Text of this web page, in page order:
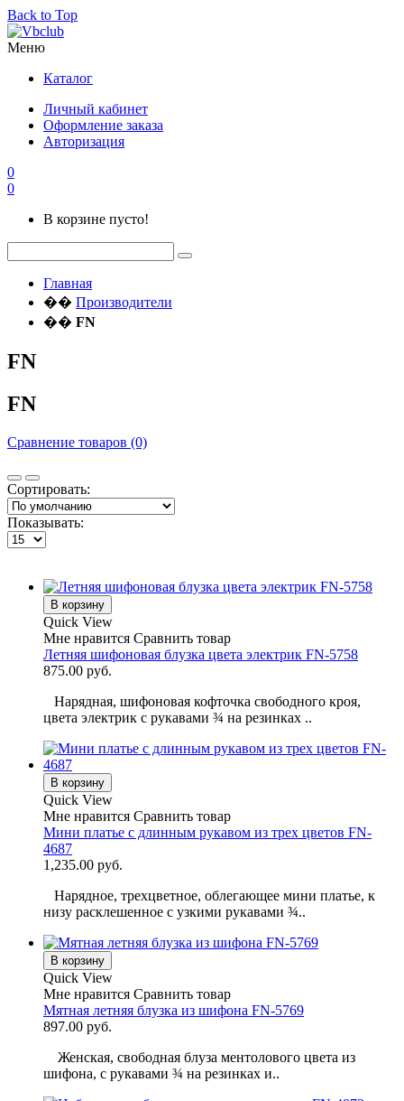
Back to Top
Меню
Каталог
Личный кабинет
Оформление заказа
Авторизация
0
0
В корзине пусто!
Главная
�� Производители
�� FN
FN
FN
Сравнение товаров (0)
Сортировать:
Показывать:
В корзину
Quick View
Мне нравится Сравнить товар
Летняя шифоновая блузка цвета электрик FN-5758
875.00 руб.
Нарядная, шифоновая кофточка свободного кроя,
цвета электрик с рукавами ¾ на резинках ..
В корзину
Quick View
Мне нравится Сравнить товар
Мини платье с длинным рукавом из трех цветов FN-
4687
1,235.00 руб.
Нарядное, трехцветное, облегающее мини платье, к
низу расклешенное с узкими рукавами ¾..
В корзину
Quick View
Мне нравится Сравнить товар
Мятная летняя блузка из шифона FN-5769
897.00 руб.
Женская, свободная блуза ментолового цвета из
шифона, с рукавами ¾ на резинках и..